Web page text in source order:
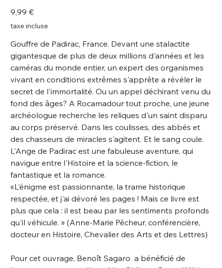
Prix
9,99 €
taxe incluse
Gouffre de Padirac, France. Devant une stalactite
gigantesque de plus de deux millions d'années et les
caméras du monde entier, un expert des organismes
vivant en conditions extrêmes s'apprête a révéler le
secret de l'immortalité. Ou un appel déchirant venu du
fond des âges? A Rocamadour tout proche, une jeune
archéologue recherche les reliques d'un saint disparu
au corps préservé. Dans les coulisses, des abbés et
des chasseurs de miracles s'agitent. Et le sang coule.
L'Ange de Padirac est une fabuleuse aventure, qui
navigue entre l'Histoire et la science-fiction, le
fantastique et la romance.
«L'énigme est passionnante, la trame historique
respectée, et j'ai dévoré les pages ! Mais ce livre est
plus que cela : il est beau par les sentiments profonds
qu'il véhicule. » (Anne-Marie Pêcheur, conférencière,
docteur en Histoire, Chevalier des Arts et des Lettres)
Pour cet ouvrage, Benoît Sagaro a bénéficié de